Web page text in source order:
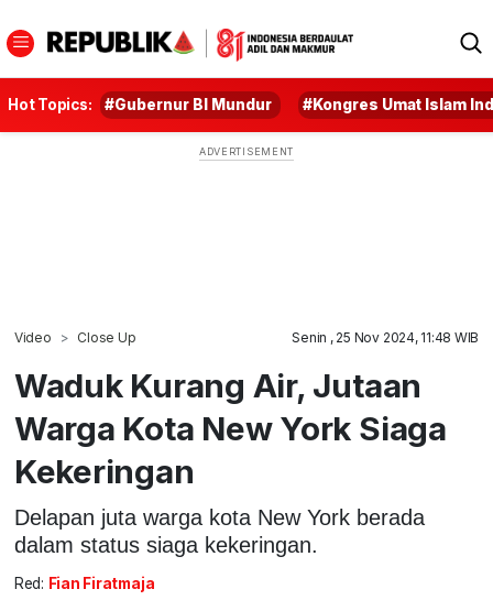
Hot Topics: #Gubernur BI Mundur #Kongres Umat Islam
Video Close Up Senin , 25 Nov 2024, 11:48 WIB
Waduk Kurang Air, Jutaan
Warga Kota New York Siaga
Kekeringan
Delapan juta warga kota New York berada
dalam status siaga kekeringan.
Red: Fian Firatmaja